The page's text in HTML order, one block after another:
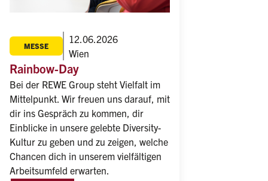
MESSE
12.06.2026
Wien
Rainbow-Day
Bei der REWE Group steht Vielfalt im
Mittelpunkt. Wir freuen uns darauf, mit
dir ins Gespräch zu kommen, dir
Einblicke in unsere gelebte Diversity-
Kultur zu geben und zu zeigen, welche
Chancen dich in unserem vielfältigen
Arbeitsumfeld erwarten.